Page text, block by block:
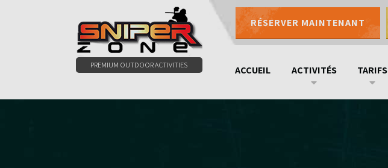
PREMIUM OUTDOOR ACTIVITIES
RÉSERVER MAINTENANT
ACCUEIL ACTIVITÉS TARIFS